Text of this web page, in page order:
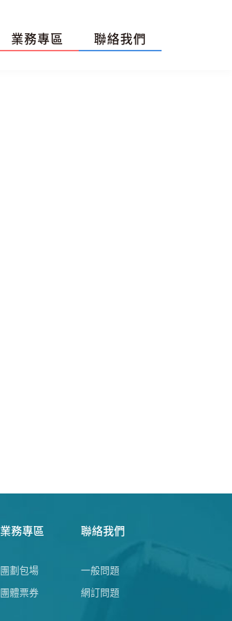
業務專區 聯絡我們
業務專區
團劃包場
團體票券
聯絡我們
一般問題
網訂問題